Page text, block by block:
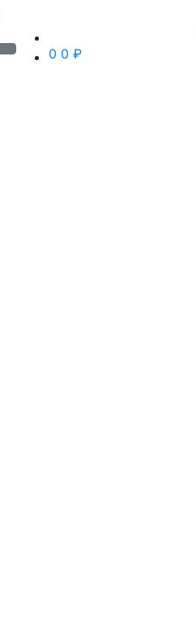
0 0 ₽